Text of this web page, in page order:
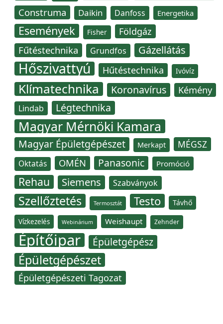
Construma Daikin Danfoss Energetika
Események Fisher Földgáz
Fűtéstechnika Grundfos Gázellátás
Hőszivattyú Hűtéstechnika Ivóvíz
Klímatechnika Koronavírus Kémény
Lindab Légtechnika
Magyar Mérnöki Kamara
Magyar Épületgépészet Merkapt MÉGSZ
Oktatás OMÉN Panasonic Promóció
Rehau Siemens Szabványok
Szellőztetés Termosztát Testo Távhő
Vízkezelés Webinárium Weishaupt Zehnder
Építőipar Épületgépész
Épületgépészet
Épületgépészeti Tagozat